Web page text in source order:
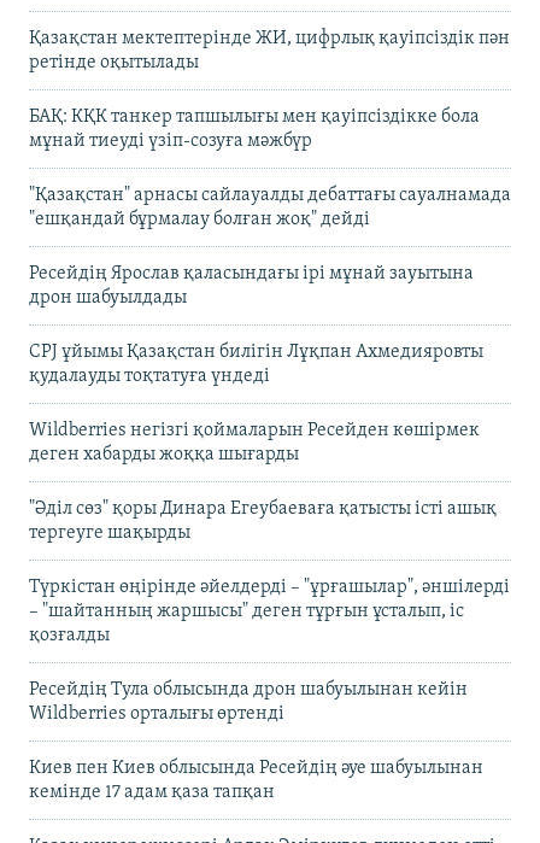
Қазақстан мектептерінде ЖИ, цифрлық қауіпсіздік пән
ретінде оқытылады
БАҚ: КҚК танкер тапшылығы мен қауіпсіздікке бола
мұнай тиеуді үзіп-созуға мәжбүр
"Қазақстан" арнасы сайлауалды дебаттағы сауалнамада
"ешқандай бұрмалау болған жоқ" дейді
Ресейдің Ярослав қаласындағы ірі мұнай зауытына
дрон шабуылдады
CPJ ұйымы Қазақстан билігін Лұқпан Ахмедияровты
қудалауды тоқтатуға үндеді
Wildberries негізгі қоймаларын Ресейден көшірмек
деген хабарды жоққа шығарды
"Әділ сөз" қоры Динара Егеубаеваға қатысты істі ашық
тергеуге шақырды
Түркістан өңірінде әйелдерді – "ұрғашылар", әншілерді
– "шайтанның жаршысы" деген тұрғын ұсталып, іс
қозғалды
Ресейдің Тула облысында дрон шабуылынан кейін
Wildberries орталығы өртенді
Киев пен Киев облысында Ресейдің әуе шабуылынан
кемінде 17 адам қаза тапқан